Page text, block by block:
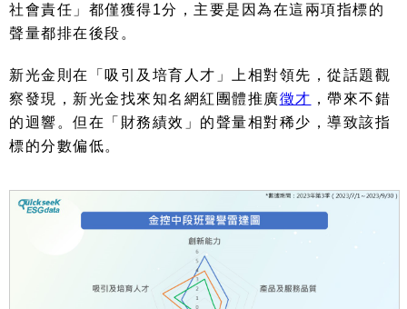
社會責任」都僅獲得1分，主要是因為在這兩項指標的
聲量都排在後段。
新光金則在「吸引及培育人才」上相對領先，從話題觀
察發現，新光金找來知名網紅團體推廣徵才 ，帶來不錯
的迴響。但在「財務績效」的聲量相對稀少，導致該指
標的分數偏低。